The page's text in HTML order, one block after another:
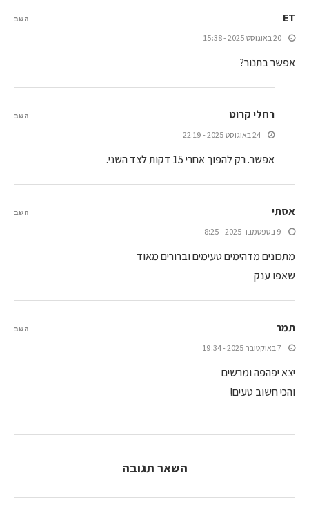
ET
20 באוגוסט 2025 - 15:38
אפשר בתנור?
השב
רחלי קרוט
24 באוגוסט 2025 - 22:19
אפשר. רק להפוך אחרי 15 דקות לצד השני.
השב
אסתי
9 בספטמבר 2025 - 8:25
מתכונים מדהימים טעימים וברורים מאוד
שאפו ענק
השב
תמר
7 באוקטובר 2025 - 19:34
יצא יפהפה ומרשים
והכי חשוב טעים!
השב
השאר תגובה